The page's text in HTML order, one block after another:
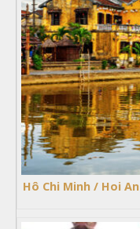
Hô Chi Minh / Hoi An